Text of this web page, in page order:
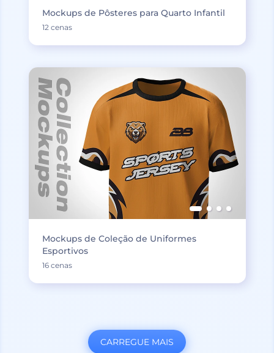
Mockups de Pôsteres para Quarto Infantil
12 cenas
Mockups de Coleção de Uniformes
Esportivos
16 cenas
CARREGUE MAIS